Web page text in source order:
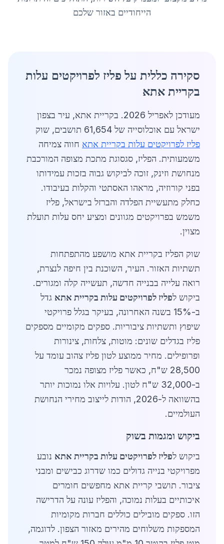
הייחודיים באזור שלכם
סקירה כללית על פליז לפרויקטים עלות
בקריית אתא
מעודכן לאפריל 2026. בקריית אתא, עיר בצפון
ישראל עם אוכלוסייה של 61,654 תושבים, שוק
פליז לפרויקטים עלות בקריית אתא חווה צמיחה
משמעותית. הפליז, סגסוגת מתכת מצופה המורכבת
מנחושת וזינק, זוכה לביקוש גבוה בזכות עמידותו
בפני קורוזיה, מראהו האסתטי והקלות בעיבודו.
כחלק מתעשיית הפלדה והברזל בישראל, פליז
משמש בפרויקטים מגוונים ומציע יחס עלות תועלת
מצוין.
שוק הפליז בקריית אתא מושפע מהתפתחות
תשתיות האזור. העיר, השוכנת בין חיפה לנצרת,
רואה עלייה בבנייה חדשה, תעשייה קלה ומגורים.
ביקוש לפליז לפרויקטים עלות בקריית אתא גדל
ב-15% בשנה האחרונה, בעיקר בגלל פרויקטי
שיפוץ ותשתיות ציבוריות. ספקים מקומיים מספקים
פליז בגדלים שונים: מוטות, צלחות, צינורות
ופרופילים. מחיר ממוצע לטון פליז צהוב עומד על
28,500 ש"ח, כאשר פליז מצופה נמכר
ב-32,000 ש"ח לטון. עלויות אלו נמוכות יותר
בהשוואה ל-2026, הודות לייצוב מחירי הנחושת
העולמיים.
ביקוש ומגמות בשוק
ביקוש לפליז לפרויקטים עלות בקריית אתא נובע
מפרויקטי בנייה גדולים כמו שדרוג כבישים ומבני
ציבור. תושבי קריית אתא מחפשים חומרים
איכותיים בעלות נמוכה, והפליז עונה על הדרישה
הזו. ספקים מובילים כוללים חברות מקומיות
המספקות משלוחים מהירים מאזור הצפון. לדוגמה,